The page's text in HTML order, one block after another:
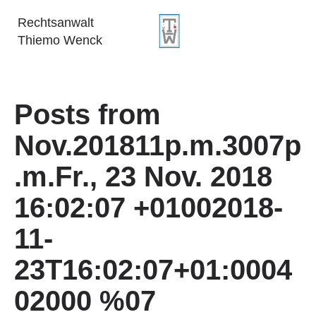
Rechtsanwalt
Thiemo Wenck
Posts from
Nov.201811p.m.3007p
.m.Fr., 23 Nov. 2018
16:02:07 +01002018-
11-
23T16:02:07+01:0004
02000 %07